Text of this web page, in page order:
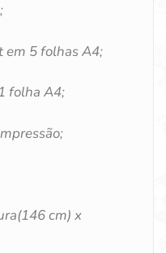
em 5 folhas A4;
folha A4;
cm) x